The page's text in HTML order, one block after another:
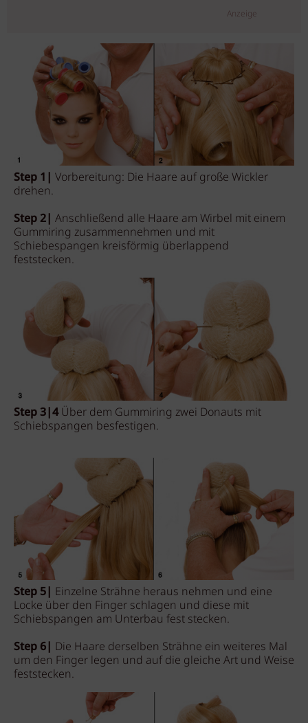
Anzeige
Step 1| Vorbereitung: Die Haare auf große Wickler
drehen.
Step 2| Anschließend alle Haare am Wirbel mit einem
Gummiring zusammennehmen und mit
Schiebespangen kreisförmig überlappend
feststecken.
Step 3|4Über dem Gummiring zwei Donauts mit
Schiebspangen besfestigen.
Step 5| Einzelne Strähne heraus nehmen und eine
Locke über den Finger schlagen und diese mit
Schiebspangen am Unterbau fest stecken.
Step 6| Die Haare derselben Strähne ein weiteres Mal
um den Finger legen und auf die gleiche Art und Weise
feststecken.